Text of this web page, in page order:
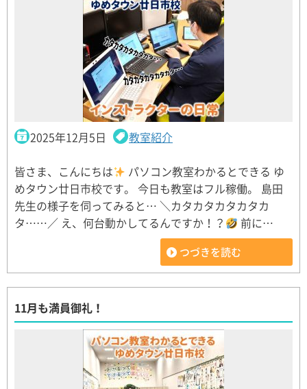
2025年12月5日 教室紹介
皆さま、こんにちは
パソコン教室わかるとできる ゆ
めタウン廿日市校です。 今日も教室はフル稼働。 島田
先生の様子を伺ってみると… ＼カタカタカタカタカ
タ……／ え、何台動かしてるんですか！？
前に…
つづきを読む
11月も満員御礼！